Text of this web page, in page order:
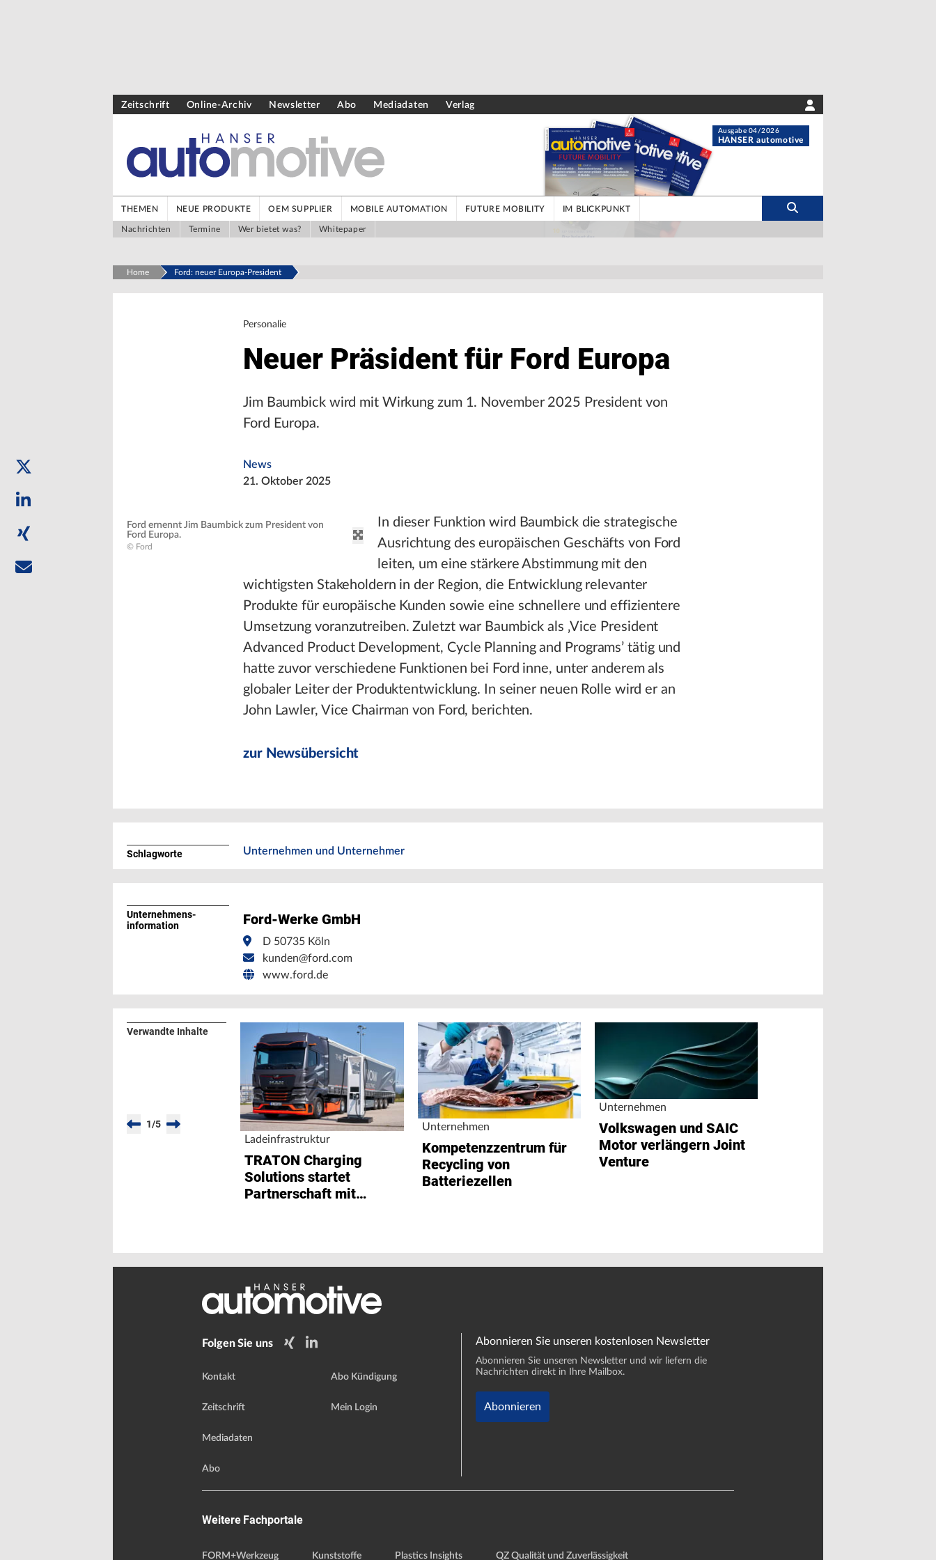
Zeitschrift Online-Archiv Newsletter Abo Mediadaten Verlag
Ausgabe 04/2026
HANSER automotive
THEMEN NEUE PRODUKTE OEM SUPPLIER MOBILE AUTOMATION FUTURE MOBILITY IM BLICKPUNKT
Nachrichten Termine Wer bietet was? Whitepaper
Home Ford: neuer Europa-President
Personalie
Neuer Präsident für Ford Europa
Jim Baumbick wird mit Wirkung zum 1. November 2025 President von
Ford Europa.
News
21. Oktober 2025
Ford ernennt Jim Baumbick zum President von
Ford Europa.
© Ford
In dieser Funktion wird Baumbick die strategische
Ausrichtung des europäischen Geschäfts von Ford
leiten, um eine stärkere Abstimmung mit den
wichtigsten Stakeholdern in der Region, die Entwicklung relevanter
Produkte für europäische Kunden sowie eine schnellere und effizientere
Umsetzung voranzutreiben. Zuletzt war Baumbick als ‚Vice President
Advanced Product Development, Cycle Planning and Programs’ tätig und
hatte zuvor verschiedene Funktionen bei Ford inne, unter anderem als
globaler Leiter der Produktentwicklung. In seiner neuen Rolle wird er an
John Lawler, Vice Chairman von Ford, berichten.
zur Newsübersicht
Schlagworte Unternehmen und Unternehmer
Unternehmens­
information
Ford-Werke GmbH
D 50735 Köln
kunden@ford.com
www.ford.de
Verwandte Inhalte
1/5
Ladeinfrastruktur
TRATON Charging
Solutions startet
Partnerschaft mit
Unternehmen
Kompetenzzentrum für
Recycling von
Batteriezellen
Unternehmen
Volkswagen und SAIC
Motor verlängern Joint
Venture
Folgen Sie uns
Kontakt
Zeitschrift
Mediadaten
Abo
Abo Kündigung
Mein Login
Abonnieren Sie unseren kostenlosen Newsletter
Abonnieren Sie unseren Newsletter und wir liefern die
Nachrichten direkt in Ihre Mailbox.
Abonnieren
Weitere Fachportale
FORM+Werkzeug Kunststoffe Plastics Insights QZ Qualität und Zuverlässigkeit